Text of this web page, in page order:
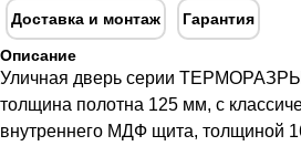
Доставка и монтаж Гарантия
Описание
Уличная дверь серии
толщина полотна 125 мм, с
внутреннего МДФ щита, толщиной